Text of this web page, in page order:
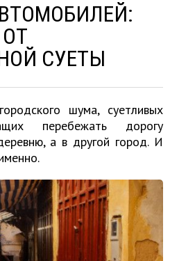
СУЕТЫ
шума, суетливых
перебежать дорогу
а в другой город. И